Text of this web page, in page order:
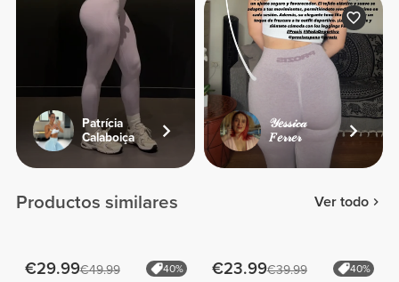
Patrícia
Calaboiça
𝒴𝑒𝓈𝓈𝒾𝒸𝒶
𝐹𝑒𝓇𝓇𝑒𝓇
Productos similares Ver todo
€29.99€49.99 40% €23.99€39.99 40%